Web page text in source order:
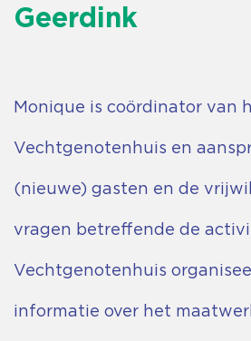
Geerdink
Monique is coördinator van
Vechtgenotenhuis en
(nieuwe) gasten en de
vragen betreffende de
Vechtgenotenhuis
informatie over het